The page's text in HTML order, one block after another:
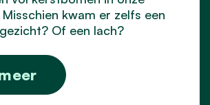
kwam er zelfs een
Of een lach?